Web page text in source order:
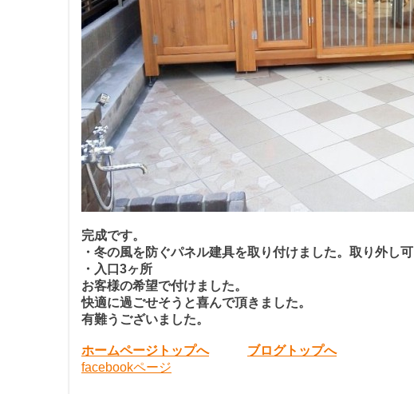
完成です。
・冬の風を防ぐパネル建具を取り付けました。取り外し可
・入口3ヶ所
お客様の希望で付けました。
快適に過ごせそうと喜んで頂きました。
有難うございました。
ホームページトップへ
ブログトップへ
facebookページ